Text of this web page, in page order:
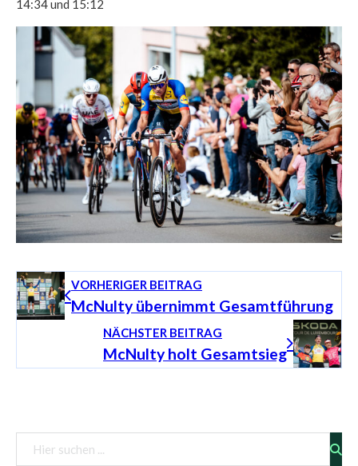
14:34 und 15:12
VORHERIGER BEITRAG
McNulty übernimmt Gesamtführung
NÄCHSTER BEITRAG
McNulty holt Gesamtsieg
Vorschau